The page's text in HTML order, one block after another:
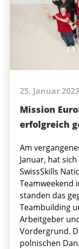
25. Januar 2023
Mission
erfolgreich
Am
Januar, hat
SwissSkills
Teamweekend
standen das
Teambuilding
Arbeitgeber
Vordergrund.
polnischen